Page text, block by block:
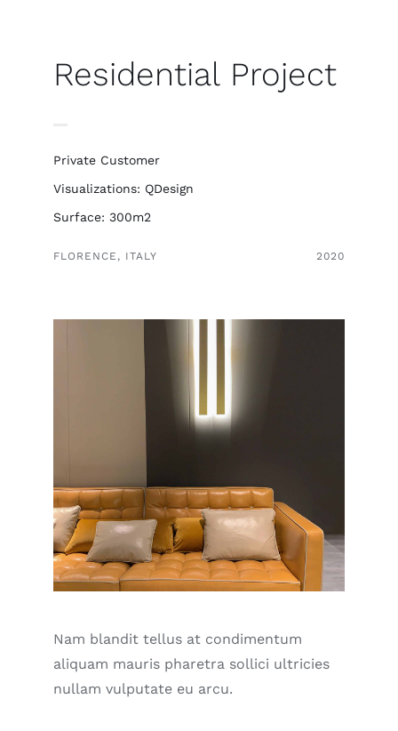
Residential Project
Private Customer
Visualizations: QDesign
Surface: 300m2
FLORENCE, ITALY 2020
Nam blandit tellus at condimentum
aliquam mauris pharetra sollici ultricies
nullam vulputate eu arcu.